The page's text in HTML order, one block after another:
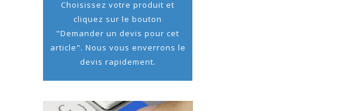
Choisissez votre produit et
cliquez sur le bouton
"Demander un devis pour cet
article". Nous vous enverrons le
devis rapidement.